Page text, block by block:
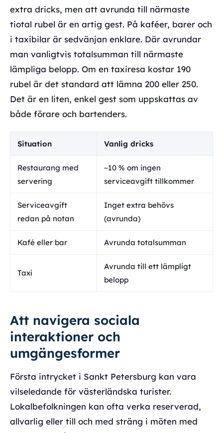
extra dricks, men att avrunda till närmaste
tiotal rubel är en artig gest. På kaféer, barer och
i taxibilar är sedvänjan enklare. Där avrundar
man vanligtvis totalsumman till närmaste
lämpliga belopp. Om en taxiresa kostar 190
rubel är det standard att lämna 200 eller 250.
Det är en liten, enkel gest som uppskattas av
både förare och bartenders.
Situation Vanlig dricks
Restaurang med
servering
~10 % om ingen
serviceavgift tillkommer
Serviceavgift
redan på notan
Inget extra behövs
(avrunda)
Kafé eller bar Avrunda totalsumman
Taxi
Avrunda till ett lämpligt
belopp
Att navigera sociala
interaktioner och
umgängesformer
Första intrycket i Sankt Petersburg kan vara
vilseledande för västerländska turister.
Lokalbefolkningen kan ofta verka reserverad,
allvarlig eller till och med sträng i möten med